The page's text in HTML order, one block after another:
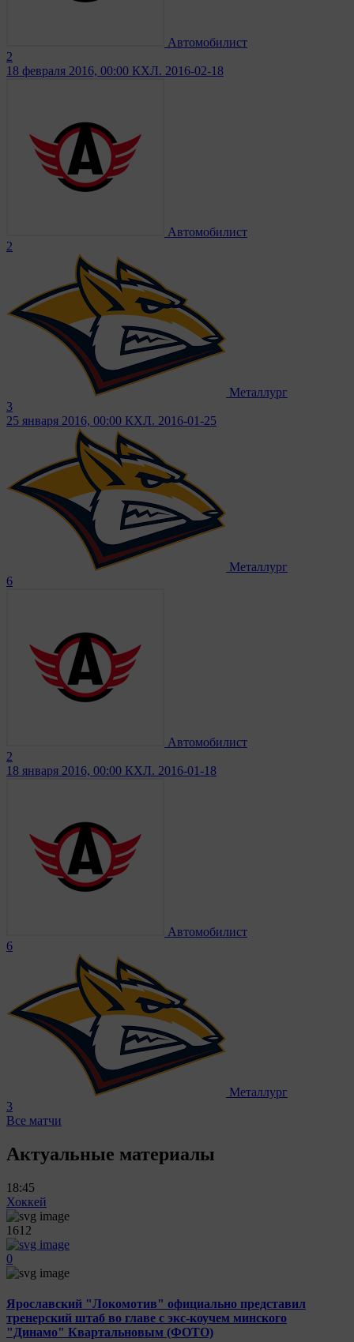
Автомобилист
2
18 февраля 2016, 00:00 КХЛ. 2016-02-18
Автомобилист
2
Металлург
3
25 января 2016, 00:00 КХЛ. 2016-01-25
Металлург
6
Автомобилист
2
18 января 2016, 00:00 КХЛ. 2016-01-18
Автомобилист
6
Металлург
3
Все матчи
Актуальные материалы
18:45
Хоккей
1612
0
Ярославский "Локомотив" официально представил
тренерский штаб во главе с экс-коучем минского
"Динамо" Квартальновым (ФОТО)